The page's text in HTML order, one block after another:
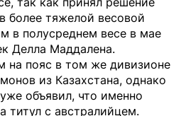
более тяжелой весовой
в полусреднем весе в мае
Делла Маддалена.
на пояс в том же дивизионе
из Казахстана, однако
объявил, что именно
титул с австралийцем.